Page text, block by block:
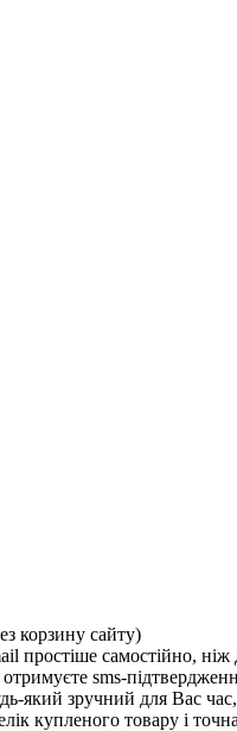
корзину сайту)
простіше самостійно,
sms-
який зручний для Вас
купленого товару і